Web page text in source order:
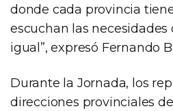
donde cada provincia
escuchan las necesidades
igual”, expresó Fernando
Durante la Jornada, los
direcciones provinciales